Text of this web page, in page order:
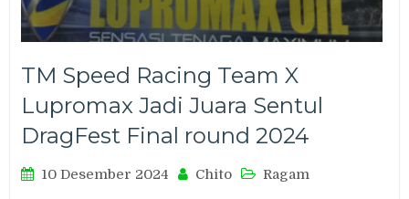
TM Speed Racing Team X
Lupromax Jadi Juara Sentul
DragFest Final round 2024
10 Desember 2024 Chito Ragam